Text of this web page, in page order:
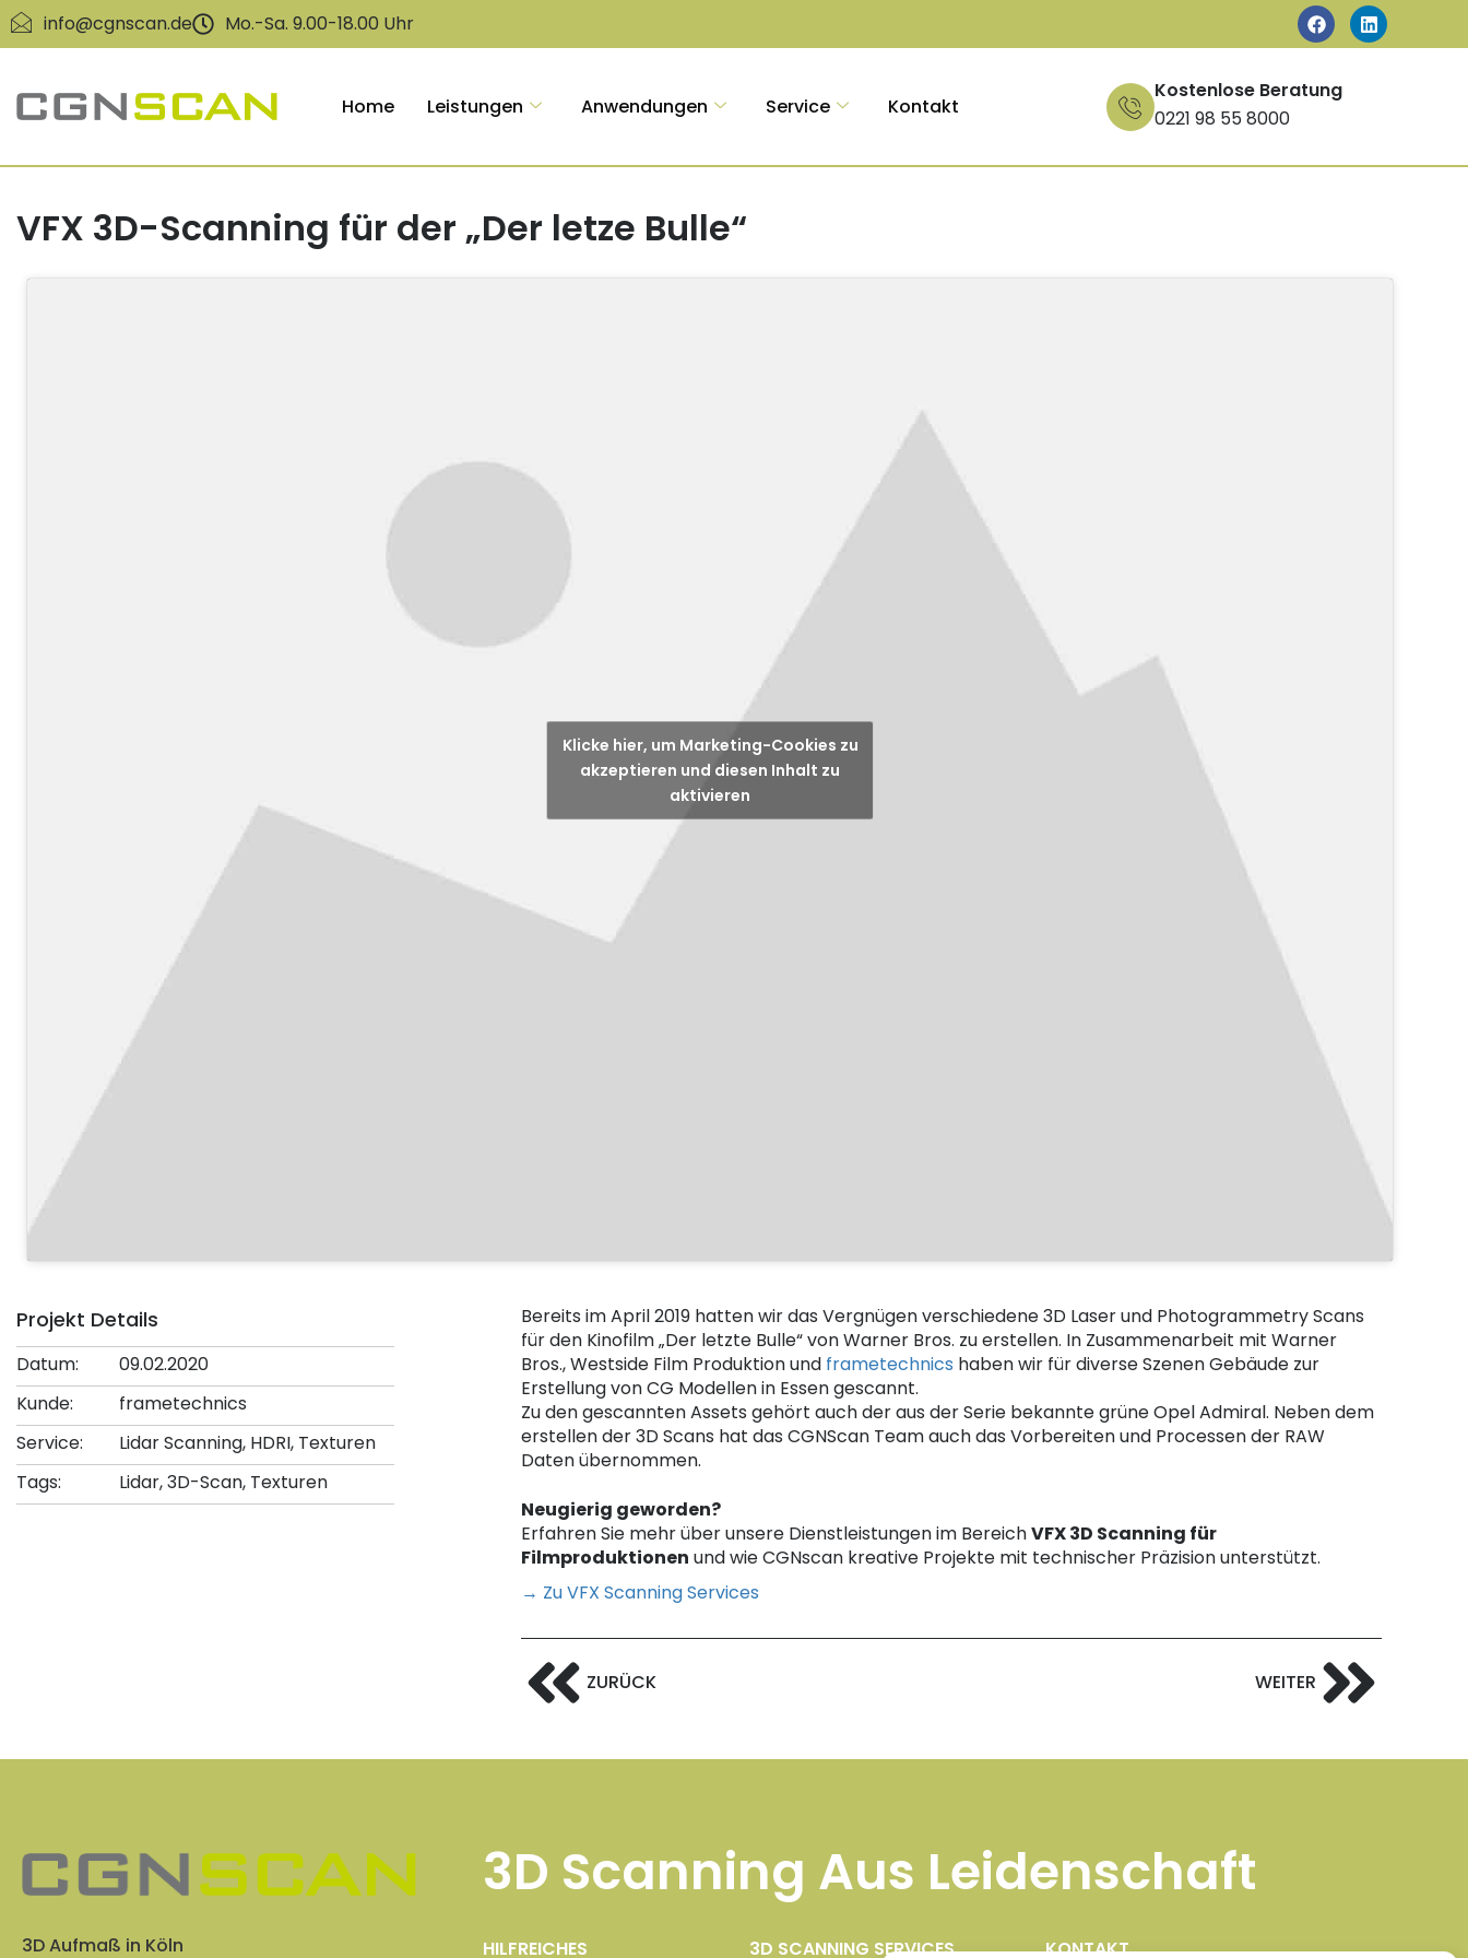
info@cgnscan.de Mo.-Sa. 9.00-18.00 Uhr
Home Leistungen Anwendungen Service Kontakt
Kostenlose Beratung
0221 98 55 8000
VFX 3D-Scanning für der „Der letze Bulle“
Klicke hier, um Marketing-Cookies zu
akzeptieren und diesen Inhalt zu
aktivieren
Projekt Details
Datum:
09.02.2020
Kunde:
frametechnics
Service:
Lidar Scanning, HDRI, Texturen
Tags:
Lidar, 3D-Scan, Texturen
Bereits im April 2019 hatten wir das Vergnügen verschiedene 3D Laser und Photogrammetry Scans
für den Kinofilm „Der letzte Bulle“ von Warner Bros. zu erstellen. In Zusammenarbeit mit Warner
Bros., Westside Film Produktion und frametechnics haben wir für diverse Szenen Gebäude zur
Erstellung von CG Modellen in Essen gescannt.
Zu den gescannten Assets gehört auch der aus der Serie bekannte grüne Opel Admiral. Neben dem
erstellen der 3D Scans hat das CGNScan Team auch das Vorbereiten und Processen der RAW
Daten übernommen.
Neugierig geworden?
Erfahren Sie mehr über unsere Dienstleistungen im BereichVFX 3D Scanning für
Filmproduktionen und wie CGNscan kreative Projekte mit technischer Präzision unterstützt.
→ Zu VFX Scanning Services
ZURÜCK WEITER
3D Aufmaß in Köln
3D Scanning Aus Leidenschaft
HILFREICHES 3D SCANNING SERVICES KONTAKT